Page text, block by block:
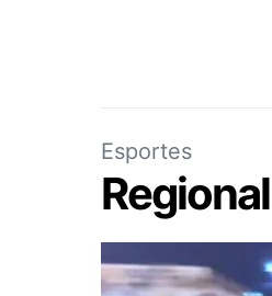
Esportes